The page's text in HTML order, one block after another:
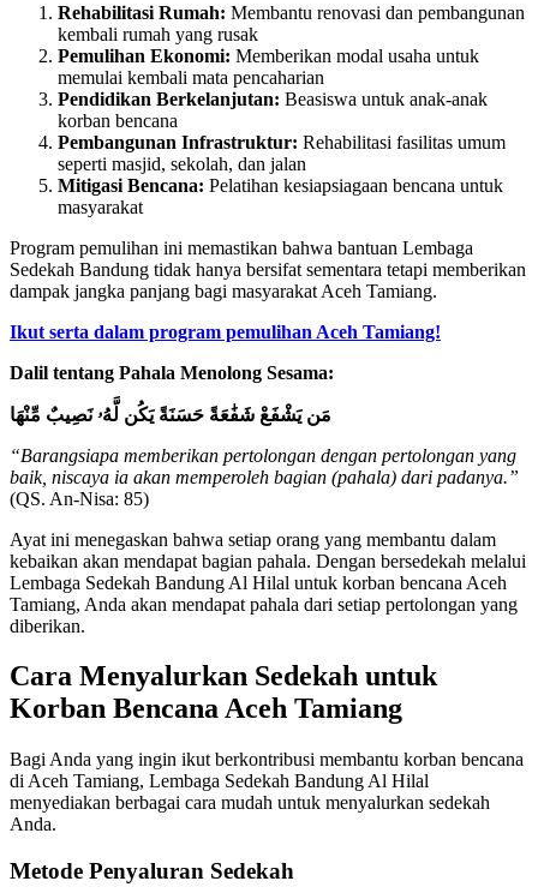
Rehabilitasi Rumah: Membantu renovasi dan pembangunan
kembali rumah yang rusak
Pemulihan Ekonomi: Memberikan modal usaha untuk
memulai kembali mata pencaharian
Pendidikan Berkelanjutan: Beasiswa untuk anak-anak
korban bencana
Pembangunan Infrastruktur: Rehabilitasi fasilitas umum
seperti masjid, sekolah, dan jalan
Mitigasi Bencana: Pelatihan kesiapsiagaan bencana untuk
masyarakat
Program pemulihan ini memastikan bahwa bantuan Lembaga
Sedekah Bandung tidak hanya bersifat sementara tetapi memberikan
dampak jangka panjang bagi masyarakat Aceh Tamiang.
Ikut serta dalam program pemulihan Aceh Tamiang!
Dalil tentang Pahala Menolong Sesama:
مَن يَشْفَعْ شَفَٰعَةً حَسَنَةً يَكُن لَّهُۥ نَصِيبٌ مِّنْهَا
“Barangsiapa memberikan pertolongan dengan pertolongan yang
baik, niscaya ia akan memperoleh bagian (pahala) dari padanya.”
(QS. An-Nisa: 85)
Ayat ini menegaskan bahwa setiap orang yang membantu dalam
kebaikan akan mendapat bagian pahala. Dengan bersedekah melalui
Lembaga Sedekah Bandung Al Hilal untuk korban bencana Aceh
Tamiang, Anda akan mendapat pahala dari setiap pertolongan yang
diberikan.
Cara Menyalurkan Sedekah untuk
Korban Bencana Aceh Tamiang
Bagi Anda yang ingin ikut berkontribusi membantu korban bencana
di Aceh Tamiang, Lembaga Sedekah Bandung Al Hilal
menyediakan berbagai cara mudah untuk menyalurkan sedekah
Anda.
Metode Penyaluran Sedekah